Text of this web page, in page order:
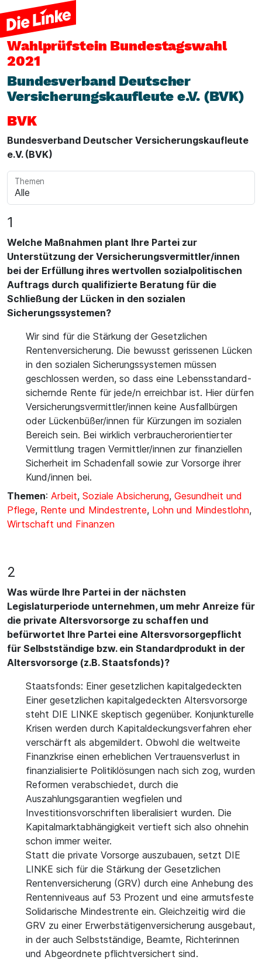
Wahlprüfstein Bundestagswahl
2021
Bundesverband Deutscher
Versicherungskaufleute e.V. (BVK)
BVK
Bundesverband Deutscher Versicherungskaufleute
e.V. (BVK)
Themen
1
Welche Maßnahmen plant Ihre Partei zur
Unterstützung der Versicherungsvermittler/innen
bei der Erfüllung ihres wertvollen sozialpolitischen
Auftrags durch qualifizierte Beratung für die
Schließung der Lücken in den sozialen
Sicherungssystemen?
Wir sind für die Stärkung der Gesetzlichen
Rentenversicherung. Die bewusst gerissenen Lücken
in den sozialen Sicherungssystemen müssen
geschlossen werden, so dass eine Lebensstandard-
sichernde Rente für jede/n erreichbar ist. Hier dürfen
Versicherungsvermittler/innen keine Ausfallbürgen
oder Lückenbüßer/innen für Kürzungen im sozialen
Bereich sein. Bei wirklich verbraucherorientierter
Vermittlung tragen Vermittler/innen zur finanziellen
Sicherheit im Schadenfall sowie zur Vorsorge ihrer
Kund/innen bei.
Themen: Arbeit, Soziale Absicherung, Gesundheit und
Pflege, Rente und Mindestrente, Lohn und Mindestlohn,
Wirtschaft und Finanzen
2
Was würde Ihre Partei in der nächsten
Legislaturperiode unternehmen, um mehr Anreize für
die private Altersvorsorge zu schaffen und
befürwortet Ihre Partei eine Altersvorsorgepflicht
für Selbstständige bzw. ein Standardprodukt in der
Altersvorsorge (z.B. Staatsfonds)?
Staatsfonds: Einer gesetzlichen kapitalgedeckten
Einer gesetzlichen kapitalgedeckten Altersvorsorge
steht DIE LINKE skeptisch gegenüber. Konjunkturelle
Krisen werden durch Kapitaldeckungsverfahren eher
verschärft als abgemildert. Obwohl die weltweite
Finanzkrise einen erheblichen Vertrauensverlust in
finanzialisierte Politiklösungen nach sich zog, wurden
Reformen verabschiedet, durch die
Auszahlungsgarantien wegfielen und
Investitionsvorschriften liberalisiert wurden. Die
Kapitalmarktabhängigkeit vertieft sich also ohnehin
schon immer weiter.
Statt die private Vorsorge auszubauen, setzt DIE
LINKE sich für die Stärkung der Gesetzlichen
Rentenversicherung (GRV) durch eine Anhebung des
Rentenniveaus auf 53 Prozent und eine armutsfeste
Solidarische Mindestrente ein. Gleichzeitig wird die
GRV zu einer Erwerbstätigenversicherung ausgebaut,
in der auch Selbstständige, Beamte, Richterinnen
und Abgeordnete pflichtversichert sind.